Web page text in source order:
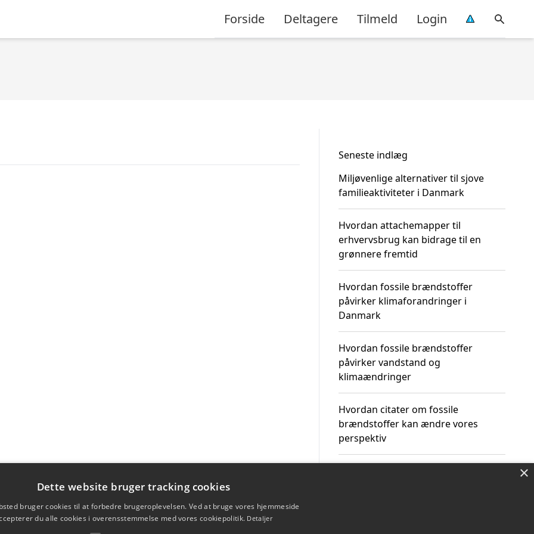
Forside Deltagere Tilmeld Login
Seneste indlæg
Miljøvenlige alternativer til sjove
familieaktiviteter i Danmark
Hvordan attachemapper til
erhvervsbrug kan bidrage til en
grønnere fremtid
Hvordan fossile brændstoffer
påvirker klimaforandringer i
Danmark
Hvordan fossile brændstoffer
påvirker vandstand og
klimaændringer
Hvordan citater om fossile
brændstoffer kan ændre vores
perspektiv
×
Dette website bruger tracking cookies
bruger cookies til at forbedre brugeroplevelsen. Ved at bruge vores hjemmeside
du alle cookies i overensstemmelse med vores cookiepolitik. Detaljer